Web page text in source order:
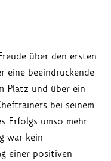
über den ersten
eine beeindruckende
Platz und über ein
bei seinem
Erfolgs umso mehr
war kein
einer positiven